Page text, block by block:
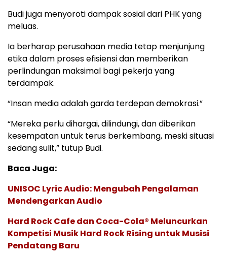
Budi juga menyoroti dampak sosial dari PHK yang
meluas.
Ia berharap perusahaan media tetap menjunjung
etika dalam proses efisiensi dan memberikan
perlindungan maksimal bagi pekerja yang
terdampak.
“Insan media adalah garda terdepan demokrasi.”
“Mereka perlu dihargai, dilindungi, dan diberikan
kesempatan untuk terus berkembang, meski situasi
sedang sulit,” tutup Budi.
Baca Juga:
UNISOC Lyric Audio: Mengubah Pengalaman
Mendengarkan Audio
Hard Rock Cafe dan Coca-Cola® Meluncurkan
Kompetisi Musik Hard Rock Rising untuk Musisi
Pendatang Baru